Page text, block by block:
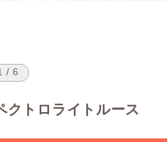
/ 6
クトロライトルース